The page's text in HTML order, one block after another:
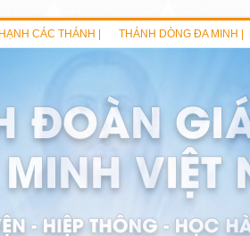
HẠNH CÁC THÁNH | THÁNH DÒNG ĐA MINH |